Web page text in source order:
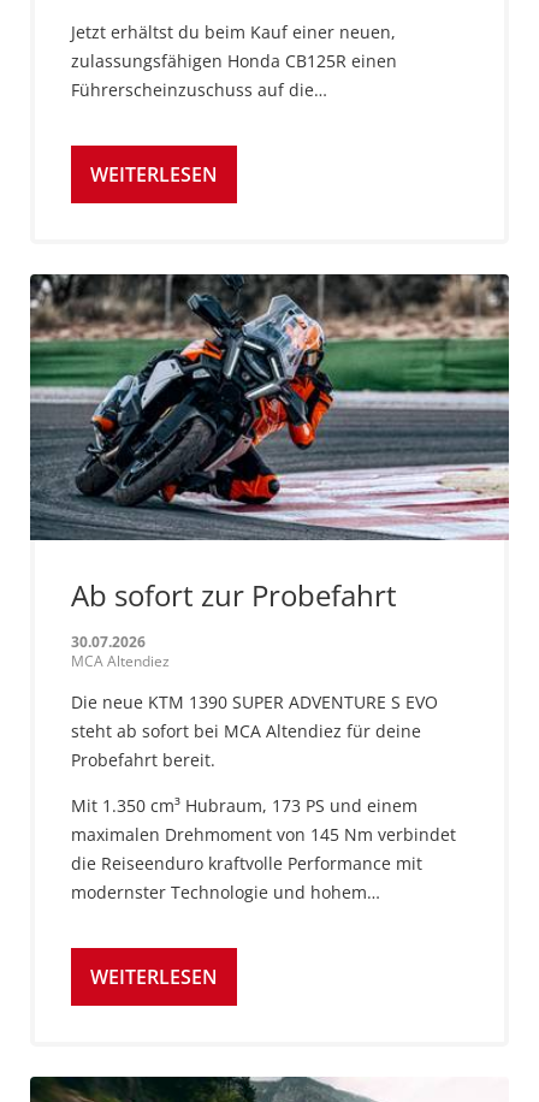
Jetzt erhältst du beim Kauf einer neuen,
zulassungsfähigen Honda CB125R einen
Führerscheinzuschuss auf die…
WEITERLESEN
Ab sofort zur Probefahrt
30.07.2026
MCA Altendiez
Die neue KTM 1390 SUPER ADVENTURE S EVO
steht ab sofort bei MCA Altendiez für deine
Probefahrt bereit.
Mit 1.350 cm³ Hubraum, 173 PS und einem
maximalen Drehmoment von 145 Nm verbindet
die Reiseenduro kraftvolle Performance mit
modernster Technologie und hohem…
WEITERLESEN